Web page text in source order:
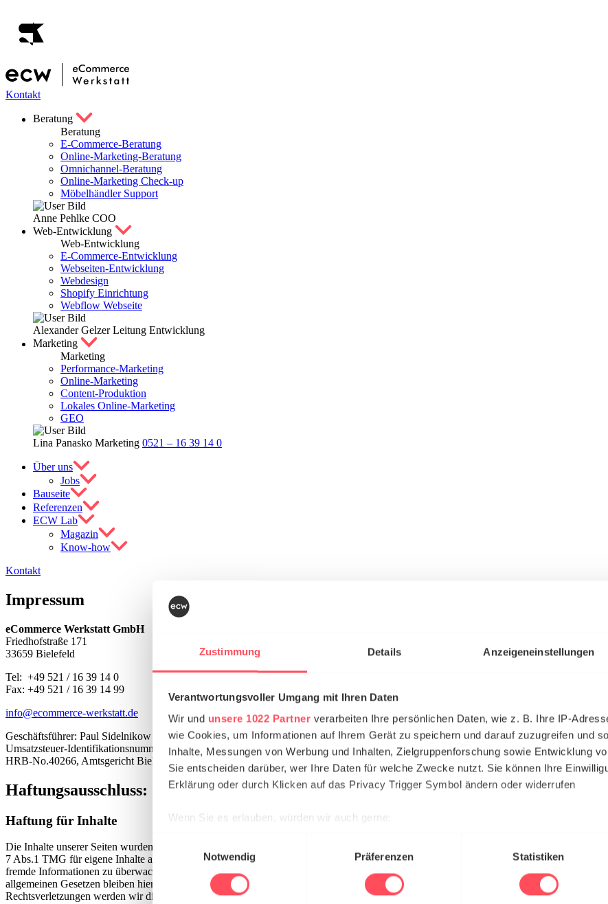
Zustimmung Details Anzeigeneinstellungen
Verantwortungsvoller Umgang mit Ihren Daten
Wir und unsere 1022 Partner verarbeiten Ihre persönlichen Daten, wie z. B. Ihre IP-
wie Cookies, um Informationen auf Ihrem Gerät zu speichern und darauf zuzugreifen und
Inhalte, Messungen von Werbung und Inhalten, Zielgruppenforschung sowie Entwicklung
Sie entscheiden darüber, wer Ihre Daten für welche Zwecke nutzt. Sie können Ihre
Erklärung oder durch Klicken auf das Privacy Trigger Symbol ändern oder widerrufen
Wenn Sie es erlauben, würden wir auch gerne:
Ihr Gerät durch aktives Scannen nach bestimmten Merkmalen (Fingerprinting)
Erfahren Sie mehr darüber, wie Ihre persönlichen Daten verarbeitet werden, und legen Sie
Einzelheitenfest.
Notwendig
Präferenzen Statistiken
Kontakt
Beratung
Beratung
E-Commerce-Beratung
Online-Marketing-Beratung
Omnichannel-Beratung
Online-Marketing Check-up
Möbelhändler Support
Anne Pehlke COO
Web-Entwicklung
Web-Entwicklung
E-Commerce-Entwicklung
Webseiten-Entwicklung
Webdesign
Shopify Einrichtung
Webflow Webseite
Alexander Gelzer Leitung Entwicklung
Marketing
Marketing
Performance-Marketing
Online-Marketing
Content-Produktion
Lokales Online-Marketing
GEO
Lina Panasko Marketing 0521 – 16 39 14 0
Über uns
Jobs
Bauseite
Referenzen
ECW Lab
Magazin
Know-how
Kontakt
Impressum
eCommerce Werkstatt GmbH
Friedhofstraße 171
33659 Bielefeld­
Tel: +49 521 / 16 39 14 0
Fax: +49 521 / 16 39 14 99
info@ecommerce-werkstatt.de
Geschäftsführer: Paul Sidelnikow
Umsatzsteuer-Identifikationsnummer gemäß §27 a Umsatzsteuergesetz: DE 275978768
HRB-No.40266, Amtsgericht Bielefeld
Haftungsausschluss:
Haftung für Inhalte
Die Inhalte unserer Seiten wurden mit größter Sorgfalt erstellt. Für die Richtigkeit, Vollständigkeit und Aktualität der Inhalte können wir
7 Abs.1 TMG für eigene Inhalte auf diesen Seiten nach den allgemeinen Gesetzen verantwortlich. Nach §§ 8 bis 10 TMG sind wir als
fremde Informationen zu überwachen oder nach Umständen zu forschen, die auf eine rechtswidrige Tätigkeit hinweisen.
allgemeinen Gesetzen bleiben hiervon unberührt. Eine diesbezügliche Haftung ist jedoch erst ab dem Zeitpunkt der Kenntnis einer
Rechtsverletzungen werden wir diese Inhalte umgehend entfernen.